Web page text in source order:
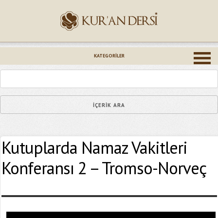
KATEGORILER
Kutuplarda Namaz Vakitleri
Konferansı 2 – Tromso-Norveç
Epostanız (*)
Yaşadığınız Hatanın Ayrıntıları